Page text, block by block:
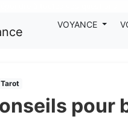
VOYANCE
pour